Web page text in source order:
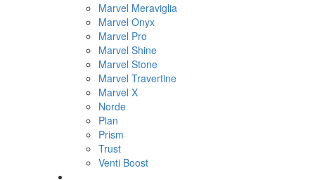
Marvel Meraviglia
Marvel Onyx
Marvel Pro
Marvel Shine
Marvel Stone
Marvel Travertine
Marvel X
Norde
Plan
Prism
Trust
Venti Boost